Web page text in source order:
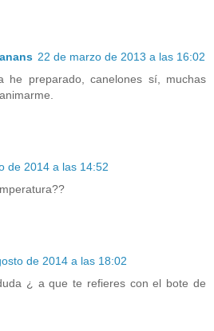
22 de marzo de 2013 a las 16:02
he preparado, canelones sí, muchas
de 2014 a las 14:52
de 2014 a las 18:02
¿ a que te refieres con el bote de